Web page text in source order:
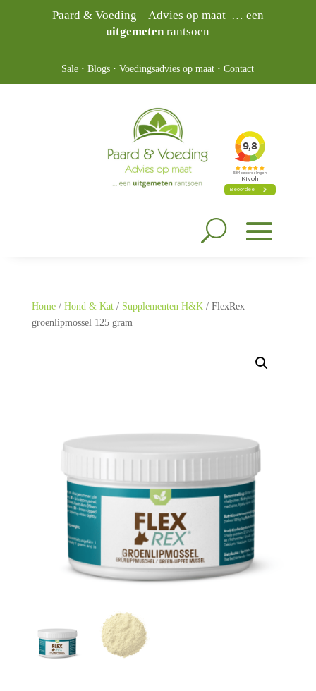
Paard & Voeding – Advies op maat … een
uitgemetenrantsoen
Sale ·Blogs ·Voedingsadvies op maat ·Contact
Home/ Hond & Kat/ Supplementen H&K/ FlexRex
groenlipmossel 125 gram